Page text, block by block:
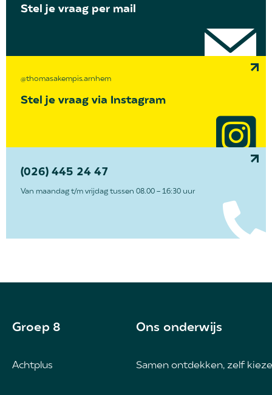
Stel je vraag per mail
@thomasakempis.arnhem
Stel je vraag via Instagram
(026) 445 24 47
Van maandag t/m vrijdag tussen 08.00 - 16:30 uur
Groep 8
Achtplus
Ons onderwijs
Samen ontdekken, zelf